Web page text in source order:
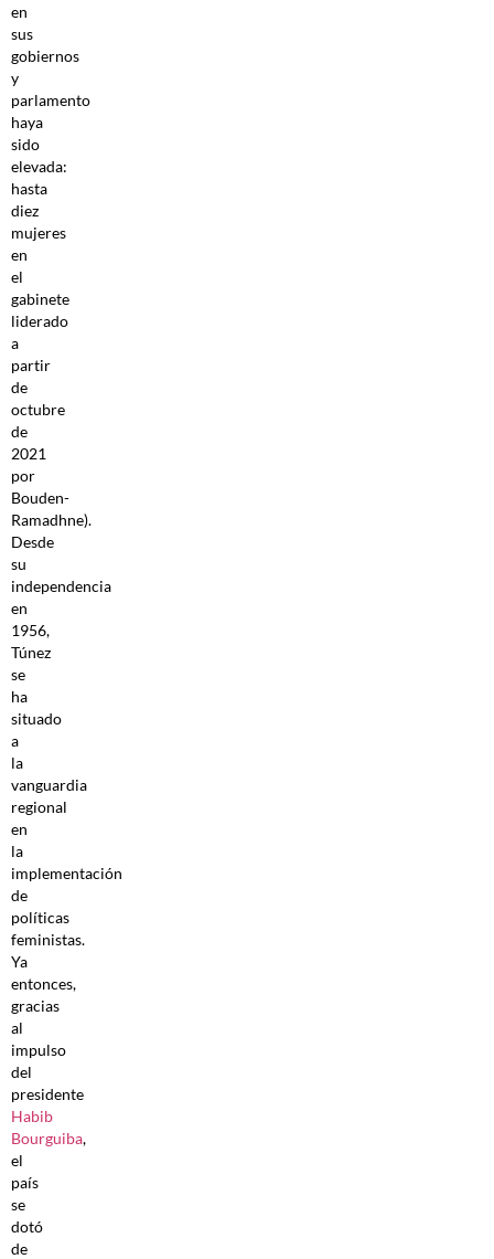
en
sus
gobiernos
y
parlamento
haya
sido
elevada:
hasta
diez
mujeres
en
el
gabinete
liderado
a
partir
de
octubre
de
2021
por
Bouden-
Ramadhne).
Desde
su
independencia
en
1956,
Túnez
se
ha
situado
a
la
vanguardia
regional
en
la
implementación
de
políticas
feministas.
Ya
entonces,
gracias
al
impulso
del
presidente
Habib
Bourguiba,
el
país
se
dotó
de